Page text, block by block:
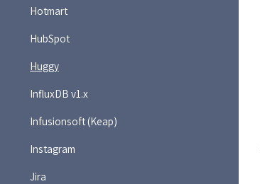
Hotmart
HubSpot
Huggy
InfluxDB v1.x
Infusionsoft (Keap)
Instagram
Jira